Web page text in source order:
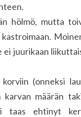
hölmö, mutta
ei juurikaan
(onneksi
määrän
ehtinyt